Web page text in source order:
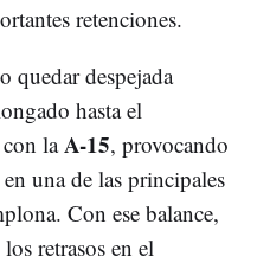
retenciones.
quedar despejada
hasta el
laA-15, provocando
una de las principales
Con ese balance,
los retrasos en el